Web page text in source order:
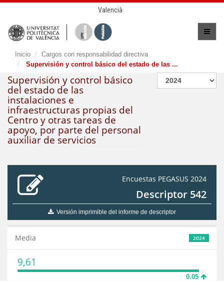
Valencià
Inicio
Cargos con responsabilidad directiva
Supervisión y control básico del estado de las ...
Supervisión y control básico
del estado de las
instalaciones e
infraestructuras propias del
Centro y otras tareas de
apoyo, por parte del personal
auxiliar de servicios
Encuestas PEGASUS 2024
Descriptor 542
Versión imprimible del informe de descriptor
2024
Media
9,61
0.05